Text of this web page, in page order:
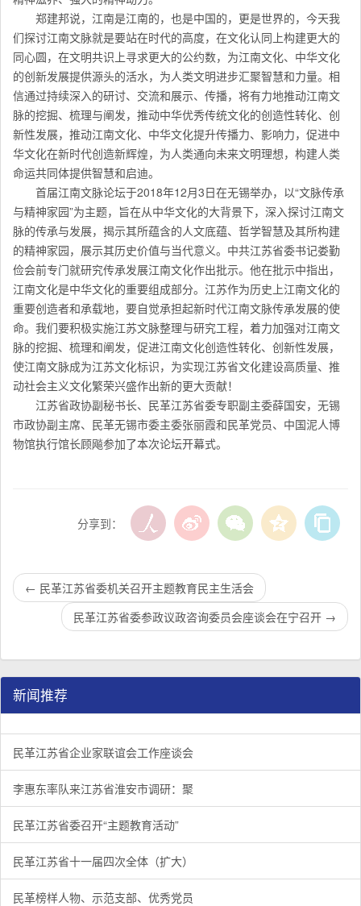
郑建邦说，江南是江南的，也是中国的，更是世界的，今天我
们探讨江南文脉就是要站在时代的高度，在文化认同上构建更大的
同心圆，在文明共识上寻求更大的公约数，为江南文化、中华文化
的创新发展提供源头的活水，为人类文明进步汇聚智慧和力量。相
信通过持续深入的研讨、交流和展示、传播，将有力地推动江南文
脉的挖掘、梳理与阐发，推动中华优秀传统文化的创造性转化、创
新性发展，推动江南文化、中华文化提升传播力、影响力，促进中
华文化在新时代创造新辉煌，为人类通向未来文明理想，构建人类
命运共同体提供智慧和启迪。
首届江南文脉论坛于2018年12月3日在无锡举办，以“文脉传承
与精神家园”为主题，旨在从中华文化的大背景下，深入探讨江南文
脉的传承与发展，揭示其所蕴含的人文底蕴、哲学智慧及其所构建
的精神家园，展示其历史价值与当代意义。中共江苏省委书记娄勤
俭会前专门就研究传承发展江南文化作出批示。他在批示中指出，
江南文化是中华文化的重要组成部分。江苏作为历史上江南文化的
重要创造者和承载地，要自觉承担起新时代江南文脉传承发展的使
命。我们要积极实施江苏文脉整理与研究工程，着力加强对江南文
脉的挖掘、梳理和阐发，促进江南文化创造性转化、创新性发展，
使江南文脉成为江苏文化标识，为实现江苏省文化建设高质量、推
动社会主义文化繁荣兴盛作出新的更大贡献！
江苏省政协副秘书长、民革江苏省委专职副主委薛国安，无锡
市政协副主席、民革无锡市委主委张丽霞和民革党员、中国泥人博
物馆执行馆长顾飚参加了本次论坛开幕式。
分享到：
← 民革江苏省委机关召开主题教育民主生活会
民革江苏省委参政议政咨询委员会座谈会在宁召开‬‬‬‬‬‬‬‬‬‬‬‬‬‬‬‬ →
新闻推荐
民革江苏省企业家联谊会工作座谈会在宁召开
1/3 李惠东率队来江苏省淮安市调研：聚焦民革党员之家建设管
2/3 民革江苏省委召开“主题教育活动” 领导班子民主生活会
3/3
民革江苏省企业家联谊会工作座谈会
李惠东率队来江苏省淮安市调研：聚
民革江苏省委召开“主题教育活动”
民革江苏省十一届四次全体（扩大）
民革榜样人物、示范支部、优秀党员